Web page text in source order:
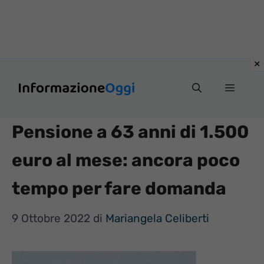
Menu
Pensione a 63 anni di 1.500
euro al mese: ancora poco
tempo per fare domanda
9 Ottobre 2022 di Mariangela Celiberti